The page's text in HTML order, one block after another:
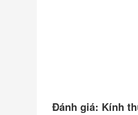
Đánh giá: Kính